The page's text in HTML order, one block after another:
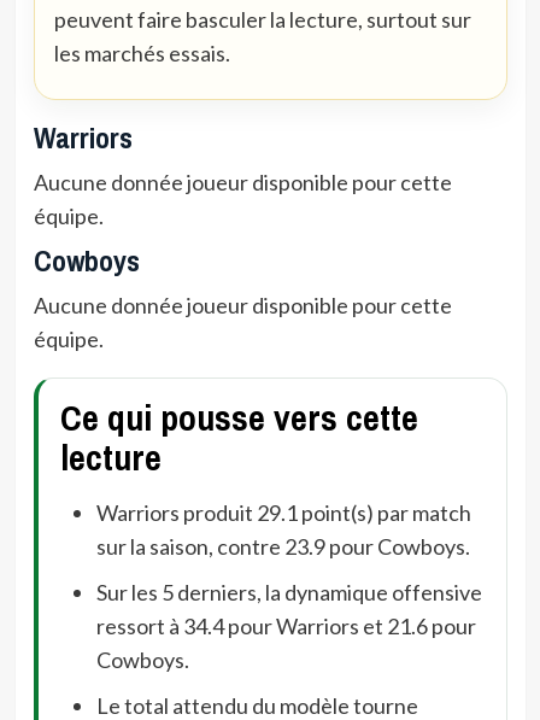
peuvent faire basculer la lecture, surtout sur
les marchés essais.
Warriors
Aucune donnée joueur disponible pour cette
équipe.
Cowboys
Aucune donnée joueur disponible pour cette
équipe.
Ce qui pousse vers cette
lecture
Warriors produit 29.1 point(s) par match
sur la saison, contre 23.9 pour Cowboys.
Sur les 5 derniers, la dynamique offensive
ressort à 34.4 pour Warriors et 21.6 pour
Cowboys.
Le total attendu du modèle tourne